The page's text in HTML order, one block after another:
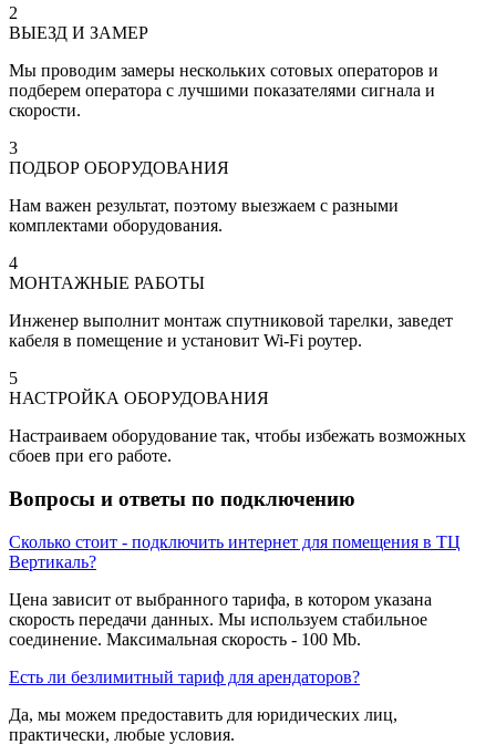
2
ВЫЕЗД И ЗАМЕР
Мы проводим замеры нескольких сотовых операторов и
подберем оператора с лучшими показателями сигнала и
скорости.
3
ПОДБОР ОБОРУДОВАНИЯ
Нам важен результат, поэтому выезжаем с разными
комплектами оборудования.
4
МОНТАЖНЫЕ РАБОТЫ
Инженер выполнит монтаж спутниковой тарелки, заведет
кабеля в помещение и установит Wi-Fi роутер.
5
НАСТРОЙКА ОБОРУДОВАНИЯ
Настраиваем оборудование так, чтобы избежать возможных
сбоев при его работе.
Вопросы и ответы по подключению
Сколько стоит - подключить интернет для помещения в ТЦ
Вертикаль?
Цена зависит от выбранного тарифа, в котором указана
скорость передачи данных. Мы используем стабильное
соединение. Максимальная скорость - 100 Mb.
Есть ли безлимитный тариф для арендаторов?
Да, мы можем предоставить для юридических лиц,
практически, любые условия.